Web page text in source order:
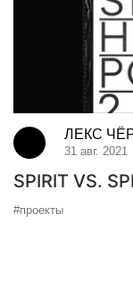
ЛЕКС
31 авг. 2021
SPIRIT VS.
#проекты